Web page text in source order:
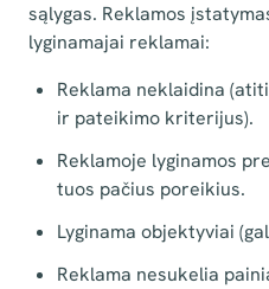
sąlygas. Reklamos
lyginamajai reklamai:
Reklama neklaidina
ir pateikimo kriterijus).
Reklamoje lyginamos
tuos pačius poreikius.
Lyginama objektyviai
Reklama nesukelia